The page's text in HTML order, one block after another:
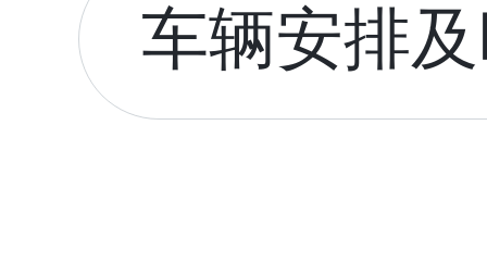
车辆安排